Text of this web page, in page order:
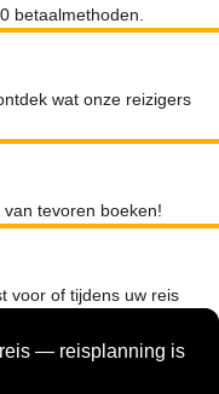
betaalmethoden.
wat onze reizigers
tevoren boeken!
voor of tijdens uw reis
— reisplanning is